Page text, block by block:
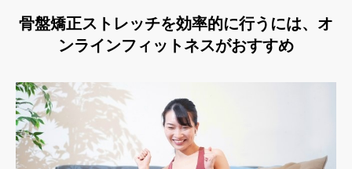
骨盤矯正ストレッチを効率的に行うには、オ
ンラインフィットネスがおすすめ